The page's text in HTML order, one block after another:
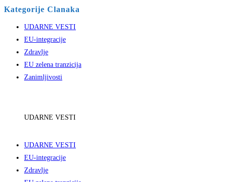
Kategorije Clanaka
UDARNE VESTI
EU-integracije
Zdravlje
EU zelena tranzicija
Zanimljivosti
UDARNE VESTI
UDARNE VESTI
EU-integracije
Zdravlje